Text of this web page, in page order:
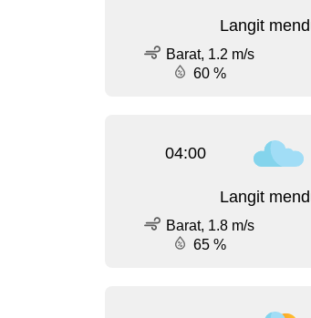
Langit
Barat, 1.2 m/s
60 %
04:00
Langit
Barat, 1.8 m/s
65 %